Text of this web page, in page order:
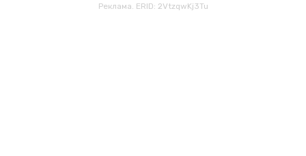
Реклама. ERID: 2VtzqwKj3Tu